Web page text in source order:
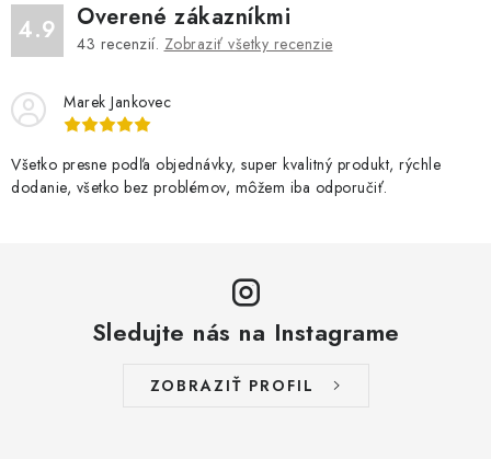
4.9 Overené zákazníkmi
43 recenzií. Zobraziť všetky recenzie
Marek Jankovec
Všetko presne podľa objednávky, super kvalitný produkt, rýchle
dodanie, všetko bez problémov, môžem iba odporučiť.
Sledujte nás na Instagrame
ZOBRAZIŤ PROFIL